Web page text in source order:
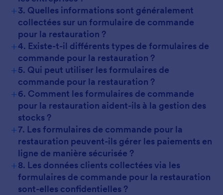
+3. Quelles informations sont généralement
collectées sur un formulaire de commande
pour la restauration ?
+4. Existe-t-il différents types de formulaires de
commande pour la restauration ?
+5. Qui peut utiliser les formulaires de
commande pour la restauration ?
+6. Comment les formulaires de commande
pour la restauration aident-ils à la gestion des
stocks ?
+7. Les formulaires de commande pour la
restauration peuvent-ils gérer les paiements en
ligne de manière sécurisée ?
+8. Les données clients collectées via les
formulaires de commande pour la restauration
sont-elles confidentielles ?